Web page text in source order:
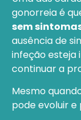
gonorreia é
sem
ausência de
infeção esteja
continuar a
Mesmo
pode evoluir e